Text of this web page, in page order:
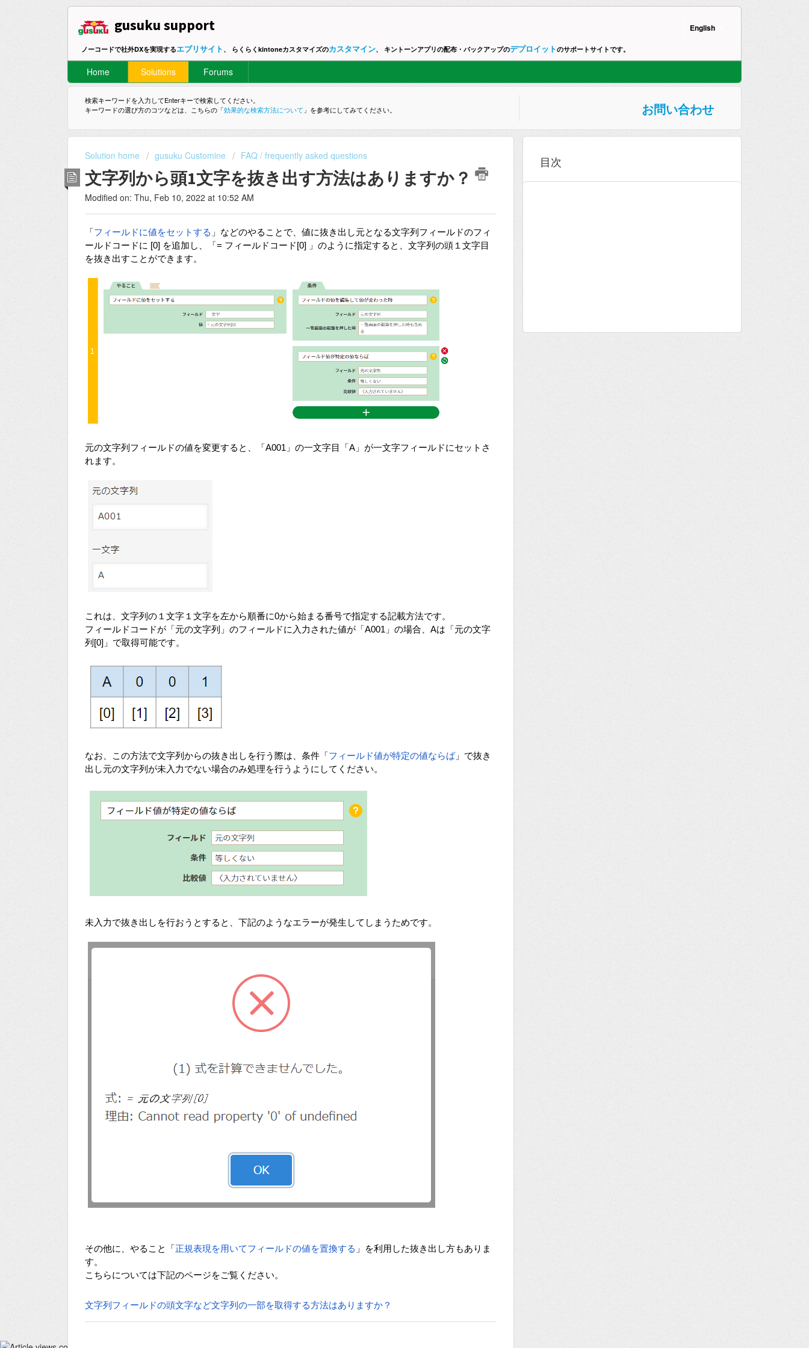
gusuku support
ノーコードで社外DXを実現するエブリサイト 、 らくらくkintoneカスタマイズのカスタマイン、 キントーンアプリの配布・バックアップのデプロイットのサポートサイトです。
English
Home Solutions Forums
検索キーワードを入力してEnterキーで検索してください。
キーワードの選び方のコツなどは、こちらの「効果的な検索方法について 」を参考にしてみてください。 お問い合わせ
Solution home gusuku Customine FAQ / frequently asked questions
文字列から頭1文字を抜き出す方法はありますか？
Modified on: Thu, Feb 10, 2022 at 10:52 AM
「 フィールドに値をセットする 」などのやることで、値に抜き出し元となる文字列フィールドのフィ
ールドコードに [0] を追加し、「= フィールドコード[0] 」のように指定すると、文字列の頭１文字目
を抜き出すことができます。
元の文字列フィールドの値を変更すると、「A001」の一文字目「A」が一文字フィールドにセットさ
れます。
これは、文字列の１文字１文字を左から順番に0から始まる番号で指定する記載方法です。
フィールドコードが「元の文字列」のフィールドに入力された値が「A001」の場合、Aは「元の文字
列[0]」で取得可能です。
なお、この方法で文字列からの抜き出しを行う際は、条件「 フィールド値が特定の値ならば」で抜き
出し元の文字列が未入力でない場合のみ処理を行うようにしてください。
未入力で抜き出しを行おうとすると、下記のようなエラーが発生してしまうためです。
その他に、やること「 正規表現を用いてフィールドの値を置換する 」を利用した抜き出し方もありま
す。
こちらについては下記のページをご覧ください。
文字列フィールドの頭文字など文字列の一部を取得する方法はありますか？
目次